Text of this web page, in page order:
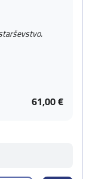
61,00 €